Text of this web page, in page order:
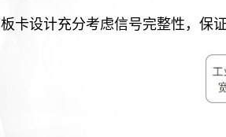
板卡设计充分考虑信号完整性，保